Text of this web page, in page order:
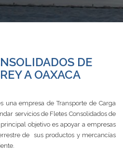
DE
A OAXACA
una empresa de Transporte de Carga
servicios de Fletes Consolidados de
objetivo es apoyar a empresas
de sus productos y mercancías